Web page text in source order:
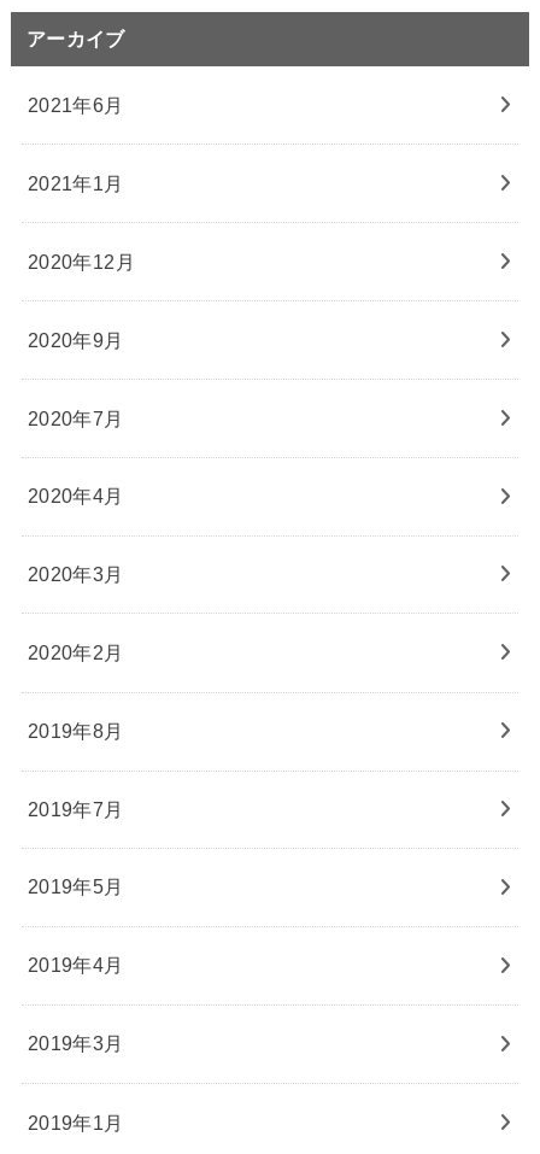
アーカイブ
2021年6月
2021年1月
2020年12月
2020年9月
2020年7月
2020年4月
2020年3月
2020年2月
2019年8月
2019年7月
2019年5月
2019年4月
2019年3月
2019年1月